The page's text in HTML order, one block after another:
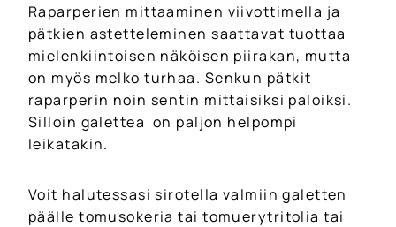
Raparperien mittaaminen viivottimella ja
pätkien astetteleminen saattavat tuottaa
mielenkiintoisen näköisen piirakan, mutta
on myös melko turhaa. Senkun pätkit
raparperin noin sentin mittaisiksi paloiksi.
Silloin galettea on paljon helpompi
leikatakin.
Voit halutessasi sirotella valmiin galetten
päälle tomusokeria tai tomuerytritolia tai